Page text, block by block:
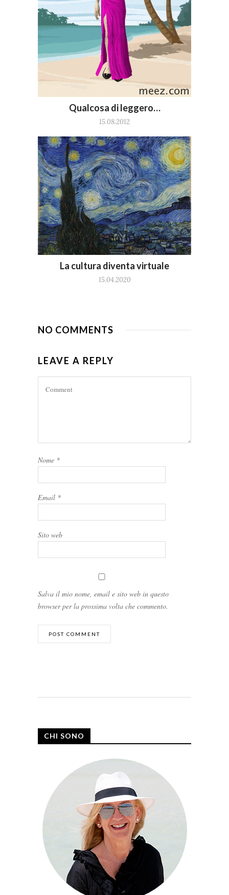
Qualcosa di leggero…
15.08.2012
La cultura diventa virtuale
15.04.2020
NO COMMENTS
LEAVE A REPLY
Nome *
Email *
Sito web
Salva il mio nome, email e sito web in questo
browser per la prossima volta che commento.
CHI SONO